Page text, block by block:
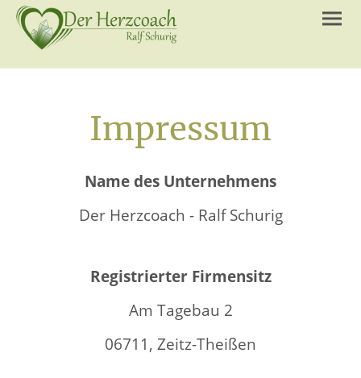
Impressum
Name des Unternehmens
Der Herzcoach - Ralf Schurig
Registrierter Firmensitz
Am Tagebau 2
06711, Zeitz-Theißen